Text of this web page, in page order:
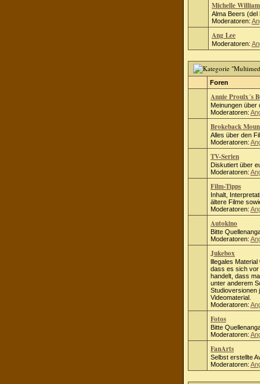
Michelle
Alma Beers (del
Moderatoren:
Ang Lee
Moderatoren:
Foren
Annie Proulx´s
Meinungen über
Moderatoren:
Brokeback
Alles über den
Moderatoren:
TV-Serien
Diskutiert über
Moderatoren:
Film-Tipps
Inhalt,
ältere Filme
Moderatoren:
Autokino
Bitte
Moderatoren:
Jukebox
lllegales Material
dass es sich vor
handelt, dass
unter anderem
Studioversionen
Videomaterial.
Moderatoren:
Fotos
Bitte
Moderatoren:
FanArts
Selbst erstellte
Moderatoren: